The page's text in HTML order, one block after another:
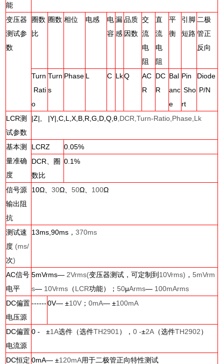
能
变压器
测试参
数
圈数
比
圈数 相位 电感
电
容
漏
感
品质
因数
交
流
电
阻
直
流
电
阻
平
衡
引脚
短路
二极
管正
反向
Turn
Rati
o
Turn
s
Phase L C LkQ
AC
R
DC
R
Bal
anc
e
Pin
Sho
rt
Diode
P/N
LCR测
试参数
|Z|, |Y|,C,L,X,B,R,G,D,Q,θ ,DCR,Turn-Ratio,Phase,Lk
基本测
量准确
度
LCRZ
0.05%
DCR 、圈
数比
0.1%
信号源
输出阻
抗
10Ω、30Ω、50Ω、 100Ω
测试速
度 (ms/
次)
13ms,90ms ，370ms
AC信号
电平
5mVrms— 2Vrms(变压器测试，可定制到 10Vrms) ，5mVrm
s— 10Vrms （LCR功能）；50μArms— 100mArms
DC偏置
电压源
------ 0V— ±10V ；0mA— ±100mA
DC偏置
电流源
0 -±1A选件（选件TH2901 ），0 -±2A （选件TH2902）
DC恒定 0mA— ±120mA用于二极管正向特性测试